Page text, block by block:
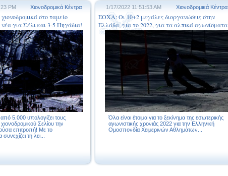
PM Χιονοδρομικά Κέντρα
στο ταμείο
για Σέλι και 3-5 Πηγάδια!
5.000 υπολογίζει τους
Σελίου την
επιτροπή! Με το
τη λει...
1/17/2022 11:51:53 AM Χιονοδρομικά Κέντρα
ΕΟΧΑ: Οι 10+2 μεγάλες διοργανώσεις στην
Ελλάδα, για το 2022, για τα αλπικά αγωνίσματα
της χιονοδρομίας
Όλα είναι έτοιμα για το ξεκίνημα της εσωτερικής
αγωνιστικής χρονιάς 2022 για την Ελληνική
Ομοσπονδία Χειμερινών Αθλημάτων...